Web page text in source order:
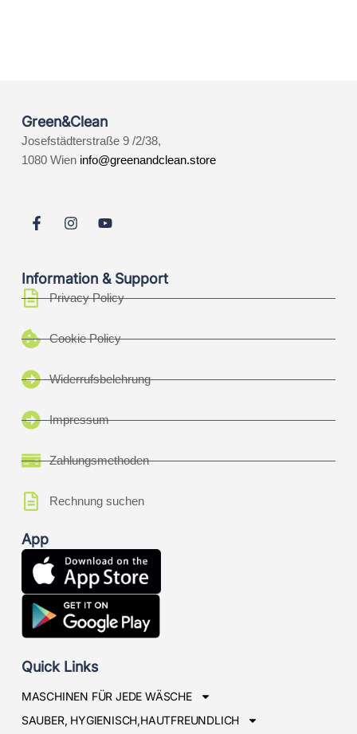
Green&Clean
Josefstädterstraße 9 /2/38,
1080 Wien info@greenandclean.store
Information & Support
Privacy Policy
Cookie Policy
Widerrufsbelehrung
Impressum
Zahlungsmethoden
Rechnung suchen
App
Quick Links
MASCHINEN FÜR JEDE WÄSCHE
SAUBER, HYGIENISCH,HAUTFREUNDLICH